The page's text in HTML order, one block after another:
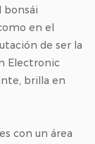
bonsái
en el
de ser la
Electronic
brilla en
con un área